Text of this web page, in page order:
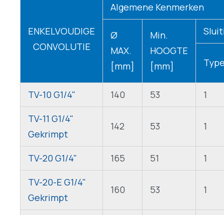
ENKELVOUDIGE
CONVOLUTIE
Algemene Kenmerken
Ø
MAX.
[mm]
Min.
HOOGTE
[mm]
Type
TV-10 G1/4"
140 53 1
TV-11 G1/4"
Gekrimpt
142 53 1
TV-20 G1/4" 165 51 1
TV-20-E G1/4"
Gekrimpt
160 53 1